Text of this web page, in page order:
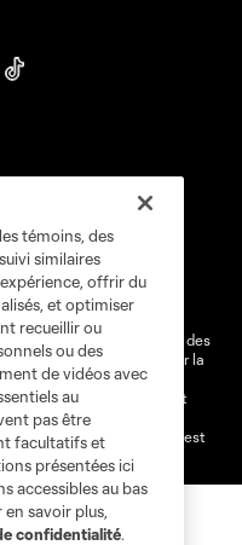
personnelles.
Soccer et MLS sont des
LLC (“MLS”) protégés par la
de MLS sont des
commun de MLS ou sont
préalable de leurs
et logos non-autorisée est
témoins, des
similaires
offrir du
et optimiser
recueillir ou
ou des
de vidéos avec
au
pas être
facultatifs et
présentées ici
accessibles au bas
en savoir plus,
confidentialité.